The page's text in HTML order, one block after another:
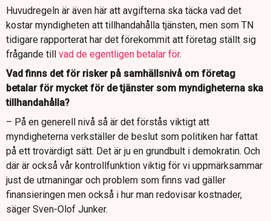
Huvudregeln är även här att avgifterna ska täcka vad det
kostar myndigheten att tillhandahålla tjänsten, men som TN
tidigare rapporterat har det förekommit att företag ställt sig
frågande till vad de egentligen betalar för.
Vad finns det för risker på samhällsnivå om företag
betalar för mycket för de tjänster som myndigheterna ska
tillhandahålla?
– På en generell nivå så är det förstås viktigt att
myndigheterna verkställer de beslut som politiken har fattat
på ett trovärdigt sätt. Det är ju en grundbult i demokratin. Och
där är också vår kontrollfunktion viktig för vi uppmärksammar
just de utmaningar och problem som finns vad gäller
finansieringen men också i hur man redovisar kostnader,
säger Sven-Olof Junker.